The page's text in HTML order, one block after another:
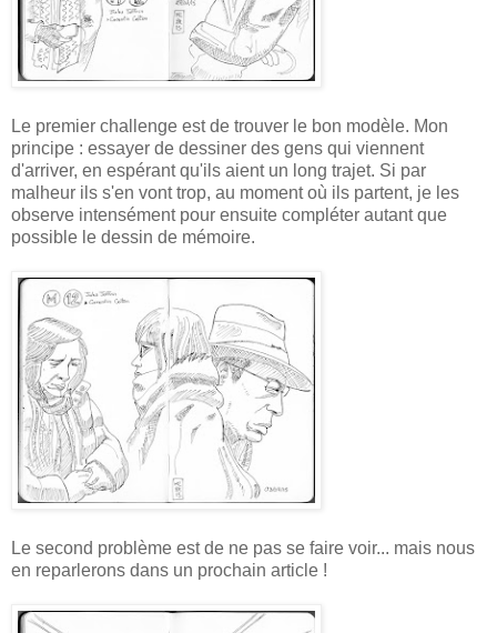
Le premier challenge est de trouver le bon modèle. Mon
principe : essayer de dessiner des gens qui viennent
d'arriver, en espérant qu'ils aient un long trajet. Si par
malheur ils s'en vont trop, au moment où ils partent, je les
observe intensément pour ensuite compléter autant que
possible le dessin de mémoire.
Le second problème est de ne pas se faire voir... mais nous
en reparlerons dans un prochain article !